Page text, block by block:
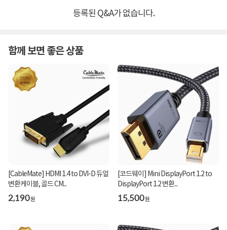
등록된 Q&A가 없습니다.
함께 보면 좋은 상품
[CableMate] HDMI 1.4 to DVI-D 듀얼
변환케이블, 골드 CM...
2,190원
[코드웨이] Mini DisplayPort 1.2 to
DisplayPort 1.2 변환...
15,500원